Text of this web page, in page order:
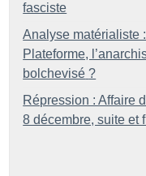
fasciste
Analyse matérialiste
Plateforme,
bolchevisé ?
Répression : Affaire
8 décembre, suite et